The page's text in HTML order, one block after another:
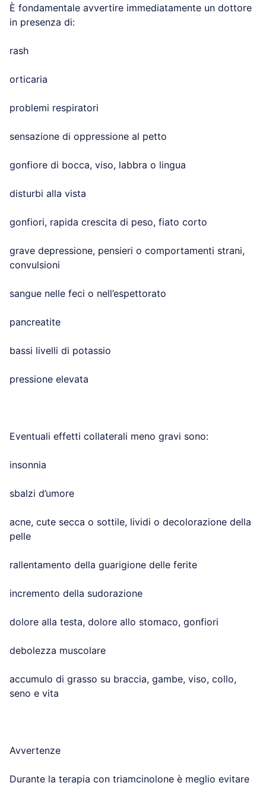
È fondamentale avvertire immediatamente un dottore
in presenza di:
rash
orticaria
problemi respiratori
sensazione di oppressione al petto
gonfiore di bocca, viso, labbra o lingua
disturbi alla vista
gonfiori, rapida crescita di peso, fiato corto
grave depressione, pensieri o comportamenti strani,
convulsioni
sangue nelle feci o nell’espettorato
pancreatite
bassi livelli di potassio
pressione elevata
Eventuali effetti collaterali meno gravi sono:
insonnia
sbalzi d’umore
acne, cute secca o sottile, lividi o decolorazione della
pelle
rallentamento della guarigione delle ferite
incremento della sudorazione
dolore alla testa, dolore allo stomaco, gonfiori
debolezza muscolare
accumulo di grasso su braccia, gambe, viso, collo,
seno e vita
Avvertenze
Durante la terapia con triamcinolone è meglio evitare